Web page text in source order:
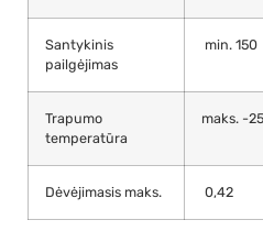
Santykinis
pailgėjimas
min. 150
Trapumo
temperatūra
maks. -25
Dėvėjimasis maks. 0,42